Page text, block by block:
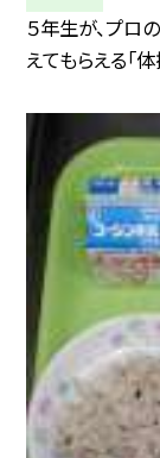
５年生が、プロ
えてもらえる「